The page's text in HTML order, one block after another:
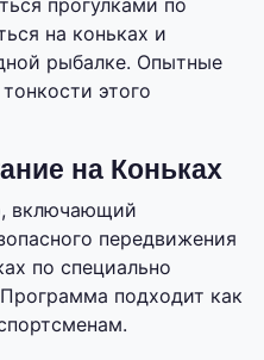
прогулками по
на коньках и
рыбалке. Опытные
этого
на Коньках
включающий
передвижения
по специально
подходит как